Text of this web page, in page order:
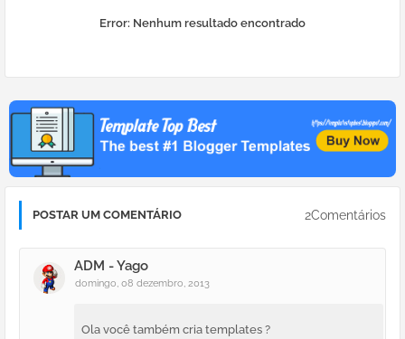
Error: Nenhum resultado encontrado
POSTAR UM COMENTÁRIO 2Comentários
ADM - Yago
domingo, 08 dezembro, 2013
Ola você também cria templates ?